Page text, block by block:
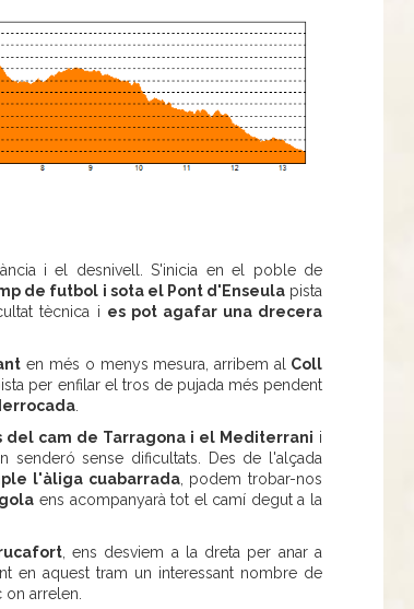
i el desnivell. S'inicia en el poble de
de futbol i sota el Pont d'Enseulapista
tècnica i es pot agafar una drecera
en més o menys mesura, arribem al Coll
per enfilar el tros de pujada més pendent
.
del cam de Tarragona i el Mediterrani i
senderó sense dificultats. Des de l'alçada
l'àliga cuabarrada, podem trobar-nos
ens acompanyarà tot el camí degut a la
, ens desviem a la dreta per anar a
en aquest tram un interessant nombre de
arrelen.